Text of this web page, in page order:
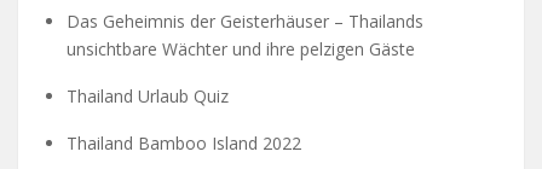
Das Geheimnis der Geisterhäuser – Thailands
unsichtbare Wächter und ihre pelzigen Gäste
Thailand Urlaub Quiz
Thailand Bamboo Island 2022